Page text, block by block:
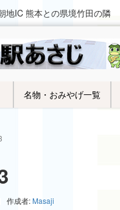
地IC 熊本との県境竹田の隣
名物・おみやげ一覧
作成者: Masaji